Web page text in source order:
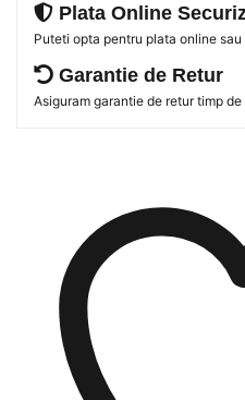
Plata Online
Puteti opta pentru plata online sau
Garantie de Retur
Asiguram garantie de retur timp de